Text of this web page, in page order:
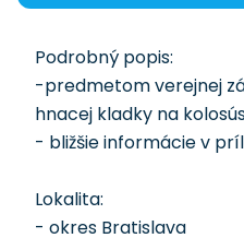
Podrobný popis:
-predmetom verejnej
hnacej kladky na
- bližšie informácie v
Lokalita:
- okres Bratislava